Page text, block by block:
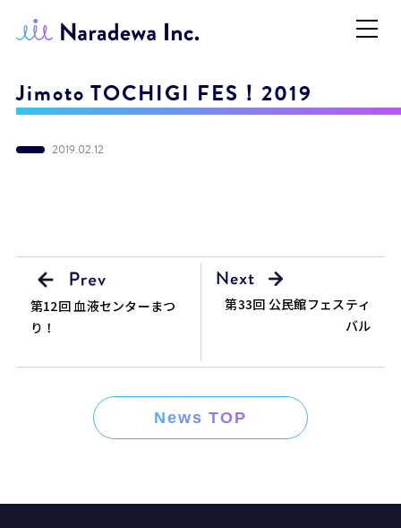
Jimoto TOCHIGI FES！2019
2019.02.12
第12回 血液センターまつ
り！
第33回 公民館フェスティ
バル
News TOP